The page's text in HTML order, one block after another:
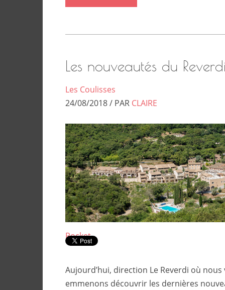
Les nouveautés du
Les Coulisses
24/08/2018 / PAR CLAIRE
Pocket
Aujourd’hui, direction Le Reverdi où nous
emmenons découvrir les dernières